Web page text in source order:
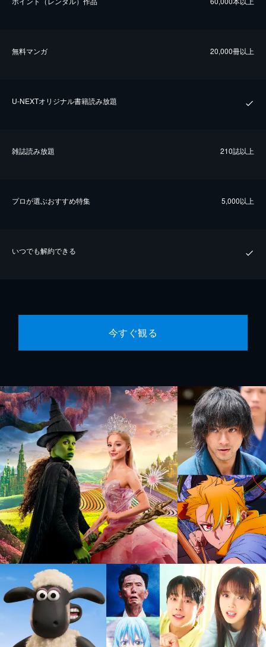
無料マンガ 20,000冊以上
U-NEXTオリジナル書籍読み放題
雑誌読み放題 210誌以上
プロが選ぶおすすめ特集 5,000以上
いつでも解約できる
今すぐ観る